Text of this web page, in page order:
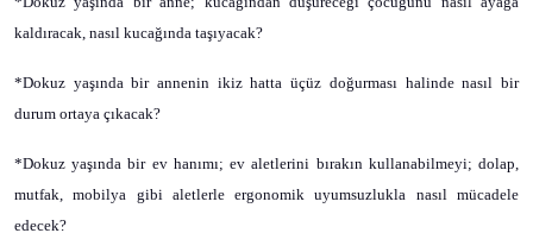
kaldıracak, nasıl kucağında taşıyacak?
*Dokuz yaşında bir annenin ikiz hatta üçüz doğurması halinde nasıl bir
durum ortaya çıkacak?
*Dokuz yaşında bir ev hanımı; ev aletlerini bırakın kullanabilmeyi; dolap,
mutfak, mobilya gibi aletlerle ergonomik uyumsuzlukla nasıl mücadele
edecek?